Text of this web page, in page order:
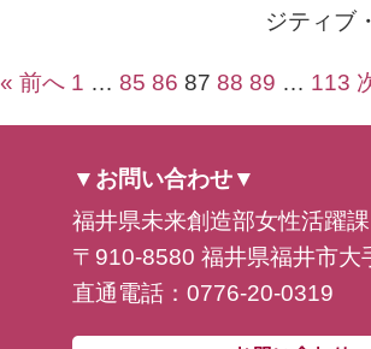
ジティブ
« 前へ 1 … 85 86 87 88 89 … 113
▼お問い合わせ▼
福井県未来創造部女性活躍課
〒910-8580 福井県福井市大
直通電話：0776-20-0319